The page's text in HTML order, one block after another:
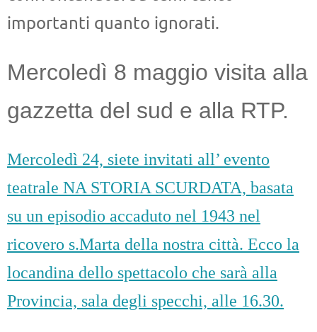
importanti quanto ignorati.
Mercoledì 8 maggio visita alla
gazzetta del sud e alla RTP.
Mercoledì 24, siete invitati all’ evento
teatrale NA STORIA SCURDATA, basata
su un episodio accaduto nel 1943 nel
ricovero s.Marta della nostra città. Ecco la
locandina dello spettacolo che sarà alla
Provincia, sala degli specchi, alle 16.30.